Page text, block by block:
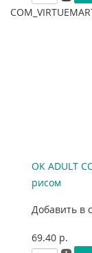
ОК ADULT
рисом
Добавить в
69.40 p.